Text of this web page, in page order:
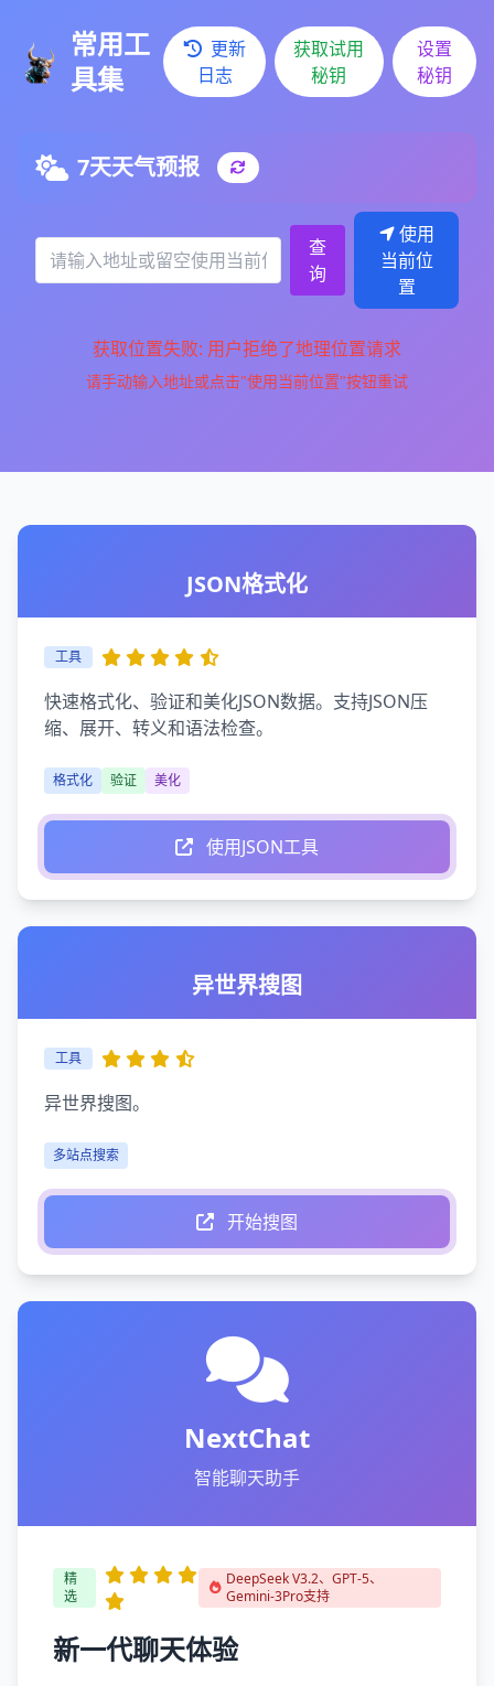
常用工
具集
更新
日志
获取试用
秘钥
设置
秘钥
7天天气预报
查
询
使用
当前位
置
获取位置失败: 用户拒绝了地理位置请求
请手动输入地址或点击"使用当前位置"按钮重试
JSON格式化
工具
快速格式化、验证和美化JSON数据。支持JSON压
缩、展开、转义和语法检查。
格式化 验证 美化
使用JSON工具
异世界搜图
工具
异世界搜图。
多站点搜索
开始搜图
NextChat
智能聊天助手
精
选
DeepSeek V3.2、GPT-5、
Gemini-3Pro支持
新一代聊天体验